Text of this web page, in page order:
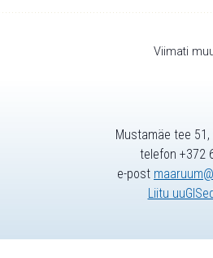
Viimati
Mustamäe tee 51,
telefon +372
e-post
Liitu